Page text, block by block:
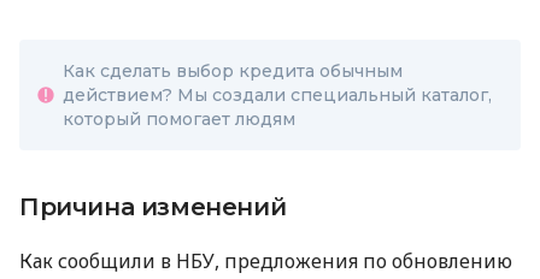
Как сделать выбор кредита обычным
действием? Мы создали специальный каталог,
который помогает людям
Причина изменений
Как сообщили в НБУ, предложения по обновлению